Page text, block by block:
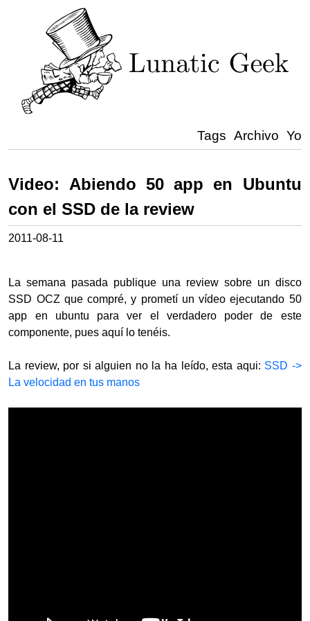
Tags Archivo Yo
Video: Abiendo 50 app en Ubuntu
con el SSD de la review
2011-08-11
La semana pasada publique una review sobre un disco
SSD OCZ que compré, y prometí un vídeo ejecutando 50
app en ubuntu para ver el verdadero poder de este
componente, pues aquí lo tenéis.
La review, por si alguien no la ha leído, esta aqui: SSD ->
La velocidad en tus manos